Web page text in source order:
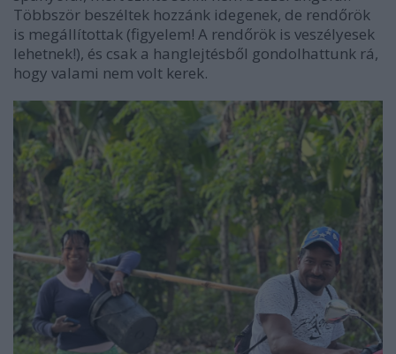
Többször beszéltek hozzánk idegenek, de rendőrök
is megállítottak (figyelem! A rendőrök is veszélyesek
lehetnek!), és csak a hanglejtésből gondolhattunk rá,
hogy valami nem volt kerek.